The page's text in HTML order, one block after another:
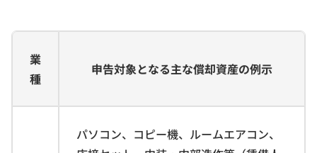
業
種
申告対象となる主な償却資産の例示
パソコン、コピー機、ルームエアコン、